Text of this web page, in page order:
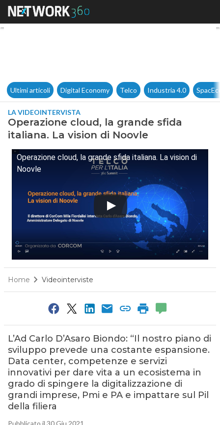
Operazione cloud, la grande
Ultimi articoli Digital Economy Telco Industria 4.0
LA VIDEOINTERVISTA
Operazione cloud, la grande sfida
italiana. La vision di Noovle
Operazione cloud, la grande sfida italiana. La vision di
Noovle
Home Videointerviste
L’Ad Carlo D’Asaro Biondo: “Il nostro piano di
sviluppo prevede una costante espansione.
Data center, competenze e servizi
innovativi per dare vita a un ecosistema in
grado di spingere la digitalizzazione di
grandi imprese, Pmi e PA e impattare sul Pil
della filiera